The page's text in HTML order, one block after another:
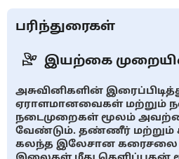
பரிந்துரைகள்
இயற்கை
அசுவினிகளின்
ஏராளமானவைகள் மற்றும்
நடைமுறைகள் மூலம்
வேண்டும். தண்ணீர் மற்றும்
கலந்த இலேசான கரைசலை